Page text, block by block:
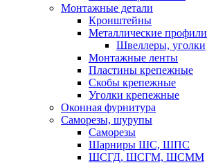
Монтажные детали
Кронштейны
Металлические профили
Швеллеры, уголки
Монтажные ленты
Пластины крепежные
Скобы крепежные
Уголки крепежные
Оконная фурнитура
Саморезы, шурупы
Саморезы
Шарниры ШС, ШПС
ШСГД, ШСГМ, ШСММ